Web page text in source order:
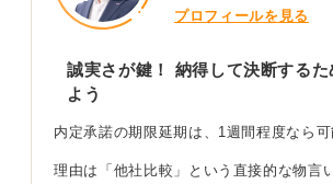
プロフィールを見る
誠実さが鍵！ 納得して決断する
よう
内定承諾の期限延期は、1週間程度なら可
理由は「他社比較」という直接的な物言